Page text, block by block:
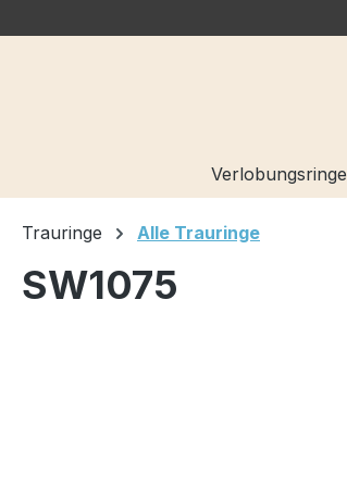
Verlobungsringe
Trauringe Alle Trauringe
SW1075